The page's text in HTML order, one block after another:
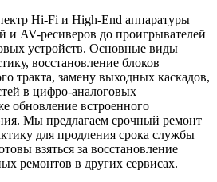
Hi-Fi и High-End аппаратуры
и AV-ресиверов до проигрывателей
устройств. Основные виды
восстановление блоков
тракта, замену выходных каскадов,
в цифро-аналоговых
обновление встроенного
Мы предлагаем срочный ремонт
для продления срока службы
взяться за восстановление
ремонтов в других сервисах.